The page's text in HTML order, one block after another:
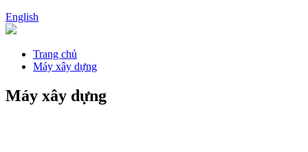
English
Trang chủ
Máy xây dựng
Máy xây dựng